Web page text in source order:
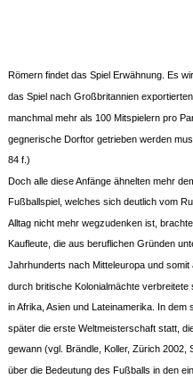
Römern findet das Spiel Erwähnung. Es
das Spiel nach Großbritannien
manchmal mehr als 100 Mitspielern pro
gegnerische Dorftor getrieben werden
84 f.)
Doch alle diese Anfänge ähnelten mehr
Fußballspiel, welches sich deutlich vom
Alltag nicht mehr wegzudenken ist,
Kaufleute, die aus beruflichen Gründen
Jahrhunderts nach Mitteleuropa und
durch britische Kolonialmächte
in Afrika, Asien und Lateinamerika. In
später die erste Weltmeisterschaft statt,
gewann (vgl. Brändle, Koller, Zürich
über die Bedeutung des Fußballs in den